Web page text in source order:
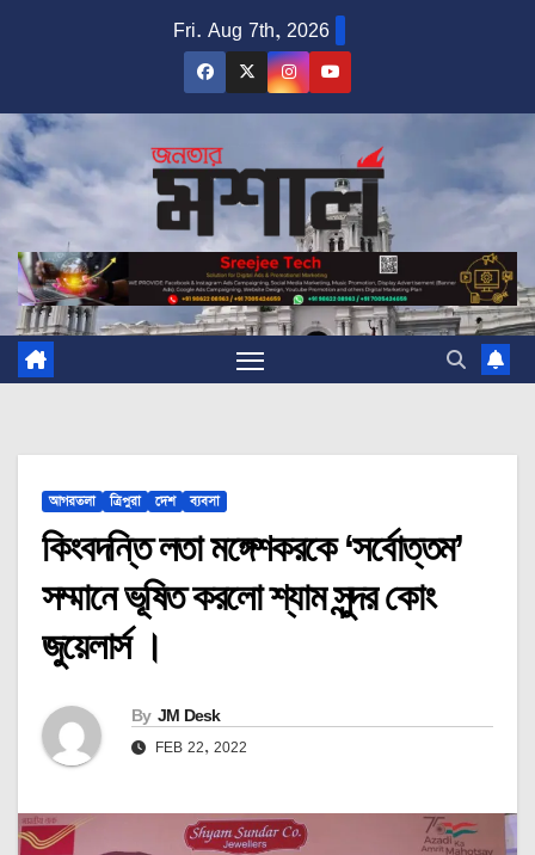
Fri. Aug 7th, 2026
আগরতলা ত্রিপুরা দেশ ব্যবসা
কিংবদন্তি লতা মঙ্গেশকরকে ‘সর্বোত্তম’
সম্মানে ভূষিত করলো শ্যাম সুন্দর কোং
জুয়েলার্স ।
By JM Desk
FEB 22, 2022